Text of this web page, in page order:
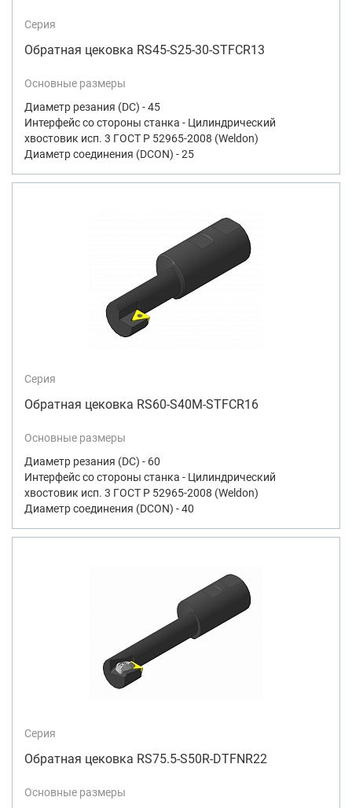
Серия
Обратная цековка RS45-S25-30-STFCR13
Основные размеры
Диаметр резания (DC) - 45
Интерфейс со стороны станка - Цилиндрический
хвостовик исп. 3 ГОСТ Р 52965-2008 (Weldon)
Диаметр соединения (DCON) - 25
Серия
Обратная цековка RS60-S40M-STFCR16
Основные размеры
Диаметр резания (DC) - 60
Интерфейс со стороны станка - Цилиндрический
хвостовик исп. 3 ГОСТ Р 52965-2008 (Weldon)
Диаметр соединения (DCON) - 40
Серия
Обратная цековка RS75.5-S50R-DTFNR22
Основные размеры